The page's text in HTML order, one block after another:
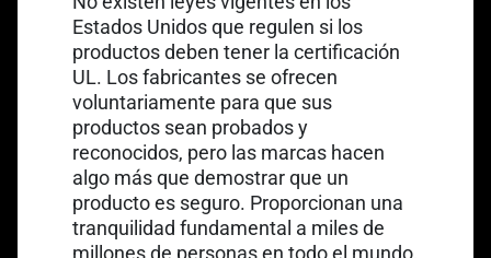
Estados Unidos que regulen si los
productos deben tener la certificación
UL. Los fabricantes se ofrecen
voluntariamente para que sus
productos sean probados y
reconocidos, pero las marcas hacen
algo más que demostrar que un
producto es seguro. Proporcionan una
tranquilidad fundamental a miles de
millones de personas en todo el mundo,